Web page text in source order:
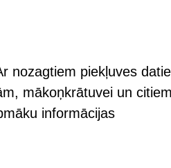
nozagtiem piekļuves
mākoņkrātuvei un citiem
informācijas